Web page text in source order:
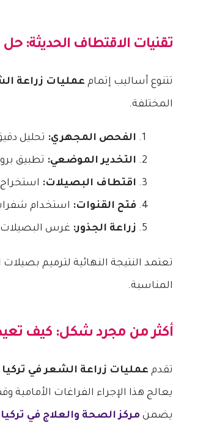
تقنيات الاقتطاف الحديثة:
تتنوع أساليب إتمام عمليات زراعة
المختلفة.
الفحص المجهري: تحليل
التخدير الموضعي: تطبيق
اقتطاف البصيلات:
فتح القنوات: استخدام
زراعة الجذور: غرس البصيلات
تعتمد النتيجة النهائية لترميم
المناسبة.
أكثر من مجرد شكل: كيف تعيد
تقدم عمليات زراعة الشعر في تركيا
يعالج هذا الإجراء الفراغات الأمامية
يضمن مركز الصحة والعلاج في تركيا